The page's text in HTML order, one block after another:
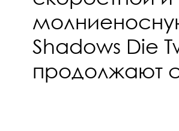
Shadows Die
продолжают